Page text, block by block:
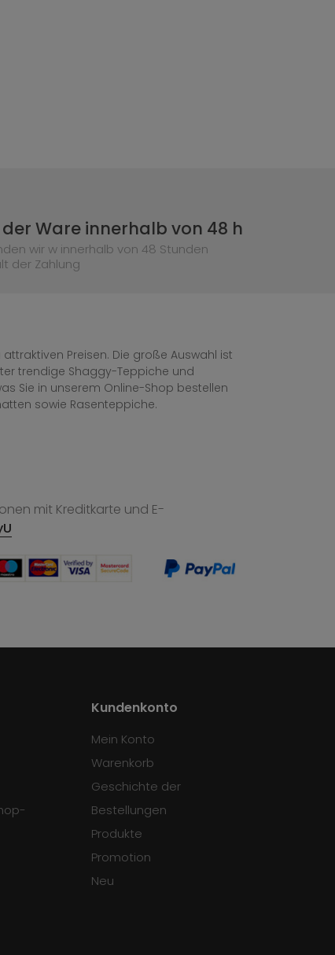
Ware innerhalb von 48 h
wir w innerhalb von 48 Stunden
der Zahlung
Preisen. Die große Auswahl ist
trendige Shaggy-Teppiche und
Sie in unserem Online-Shop bestellen
sowie Rasenteppiche.
mit Kreditkarte und E-
Kundenkonto
Mein Konto
Warenkorb
Geschichte der
Bestellungen
Produkte
Promotion
Neu